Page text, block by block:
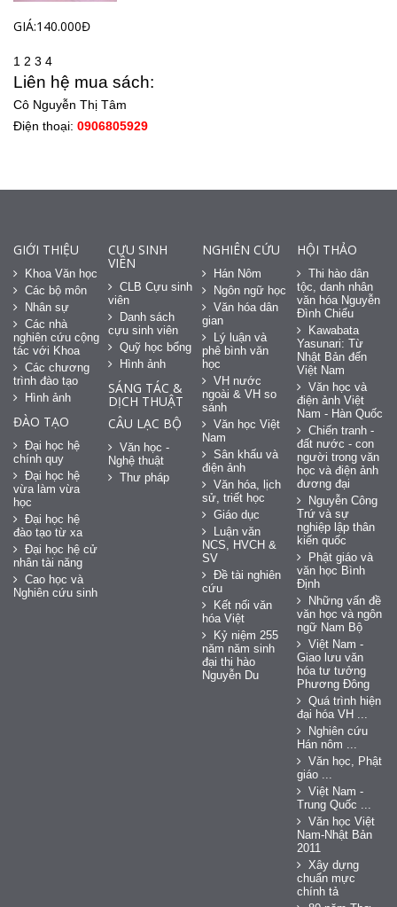
GIÁ:140.000Đ
1 2 3 4
Liên hệ mua sách:
Cô Nguyễn Thị Tâm
Điện thoại: 0906805929
GIỚI THIỆU
Khoa Văn học
Các bộ môn
Nhân sự
Các nhà
nghiên cứu cộng
tác với Khoa
Các chương
trình đào tạo
Hình ảnh
ĐÀO TẠO
Đại học hệ
chính quy
Đại học hệ
vừa làm vừa
học
Đại học hệ
đào tạo từ xa
Đại học hệ cử
nhân tài năng
Cao học và
Nghiên cứu sinh
CỰU SINH
VIÊN
CLB Cựu sinh
viên
Danh sách
cựu sinh viên
Quỹ học bổng
Hình ảnh
SÁNG TÁC &
DỊCH THUẬT
CÂU LẠC BỘ
Văn học -
Nghệ thuật
Thư pháp
NGHIÊN CỨU
Hán Nôm
Ngôn ngữ học
Văn hóa dân
gian
Lý luận và
phê bình văn
học
VH nước
ngoài & VH so
sánh
Văn học Việt
Nam
Sân khấu và
điện ảnh
Văn hóa, lịch
sử, triết học
Giáo dục
Luận văn
NCS, HVCH &
SV
Đề tài nghiên
cứu
Kết nối văn
hóa Việt
Kỷ niệm 255
năm năm sinh
đại thi hào
Nguyễn Du
HỘI THẢO
Thi hào dân
tộc, danh nhân
văn hóa Nguyễn
Đình Chiểu
Kawabata
Yasunari: Từ
Nhật Bản đến
Việt Nam
Văn học và
điện ảnh Việt
Nam - Hàn Quốc
Chiến tranh -
đất nước - con
người trong văn
học và điện ảnh
đương đại
Nguyễn Công
Trứ và sự
nghiệp lập thân
kiến quốc
Phật giáo và
văn học Bình
Định
Những vấn đề
văn học và ngôn
ngữ Nam Bộ
Việt Nam -
Giao lưu văn
hóa tư tưởng
Phương Đông
Quá trình hiện
đại hóa VH ...
Nghiên cứu
Hán nôm ...
Văn học, Phật
giáo ...
Việt Nam -
Trung Quốc ...
Văn học Việt
Nam-Nhật Bản
2011
Xây dựng
chuẩn mực
chính tả